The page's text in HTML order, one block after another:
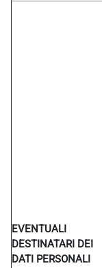
EVENTUALI
DESTINATARI DEI
DATI PERSONALI